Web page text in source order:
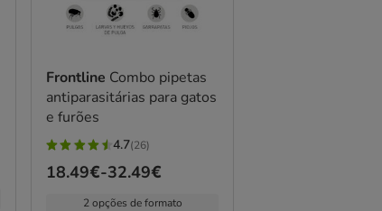
Frontline Combo pipetas
antiparasitárias para gatos
e furões
4.7
estrelas
4.7(26)
Preço
18.49€-32.49€
2 opções de formato